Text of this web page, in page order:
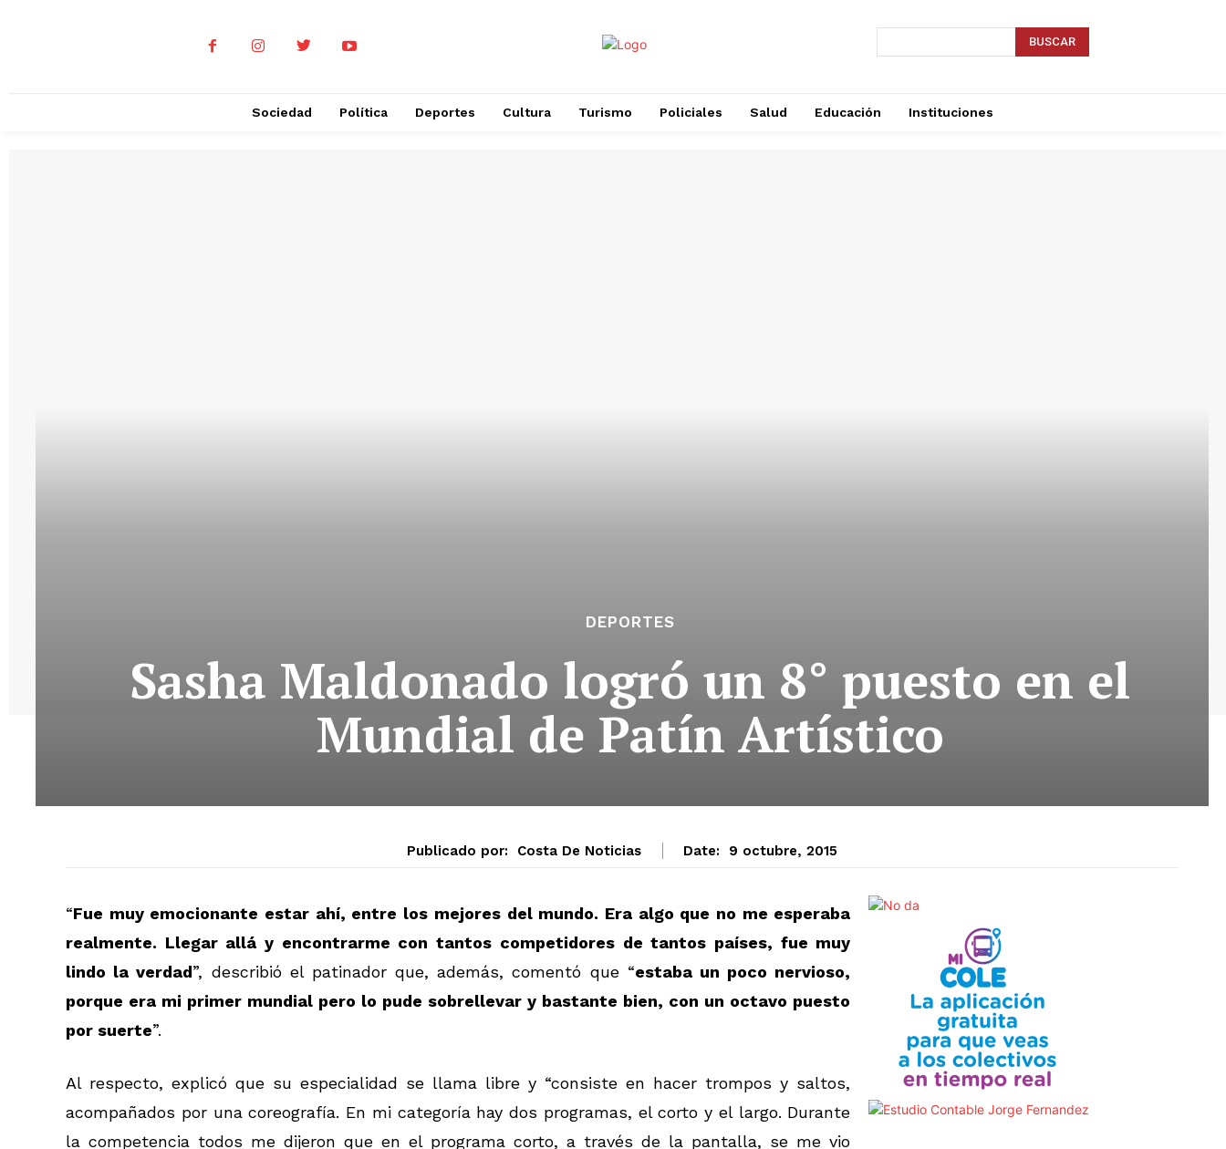
BUSCAR
Sociedad Política Deportes Cultura Turismo Policiales Salud Educación Instituciones
DEPORTES
Sasha Maldonado logró un 8° puesto en el
Mundial de Patín Artístico
Publicado por: Costa De Noticias Date: 9 octubre, 2015
“Fue muy emocionante estar ahí, entre los mejores del mundo. Era algo que no me esperaba
realmente. Llegar allá y encontrarme con tantos competidores de tantos países, fue muy
lindo la verdad”, describió el patinador que, además, comentó que “estaba un poco nervioso,
porque era mi primer mundial pero lo pude sobrellevar y bastante bien, con un octavo puesto
por suerte”.
Al respecto, explicó que su especialidad se llama libre y “consiste en hacer trompos y saltos,
acompañados por una coreografía. En mi categoría hay dos programas, el corto y el largo. Durante
la competencia todos me dijeron que en el programa corto, a través de la pantalla, se me vio